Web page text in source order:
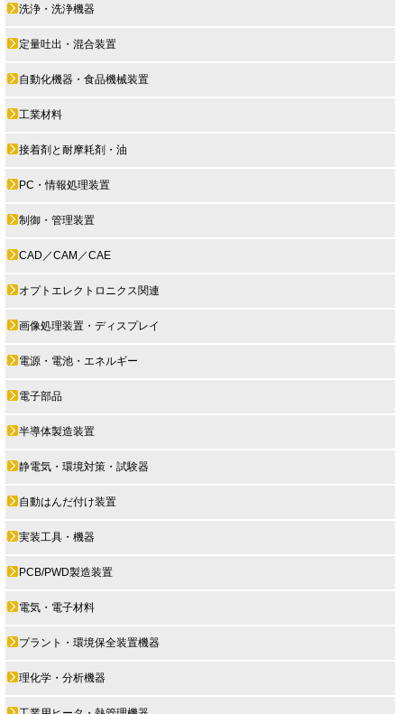
洗浄・洗浄機器
定量吐出・混合装置
自動化機器・食品機械装置
工業材料
接着剤と耐摩耗剤・油
PC・情報処理装置
制御・管理装置
CAD／CAM／CAE
オプトエレクトロニクス関連
画像処理装置・ディスプレイ
電源・電池・エネルギー
電子部品
半導体製造装置
静電気・環境対策・試験器
自動はんだ付け装置
実装工具・機器
PCB/PWD製造装置
電気・電子材料
プラント・環境保全装置機器
理化学・分析機器